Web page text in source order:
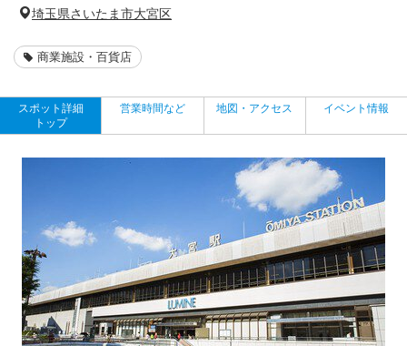
埼玉県さいたま市大宮区
商業施設・百貨店
スポット詳細
トップ
営業時間など 地図・アクセス イベント情報